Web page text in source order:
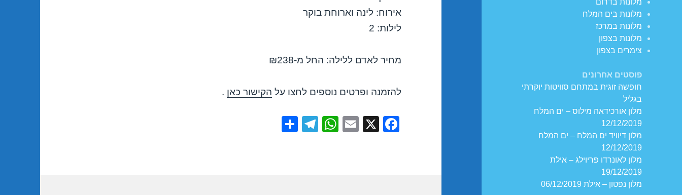
מלונות בדרום
מלונות בים המלח
מלונות במרכז
מלונות בצפון
צימרים בצפון
פוסטים אחרונים
חופשה זוגית במתחם סוויטות יוקרתי
בגליל
מלון אורכידאה מילוס – ים המלח
12/12/2019
מלון דיוויד ים המלח – ים המלח
12/12/2019
מלון לאונרדו פריוילג – אילת
19/12/2019
מלון נפטון – אילת 06/12/2019
אירוח: לינה וארוחת בוקר
לילות: 2
מחיר לאדם ללילה: החל מ-₪238
להזמנה ופרטים נוספים לחצו על הקישור כאן .
F
X
E
W
T